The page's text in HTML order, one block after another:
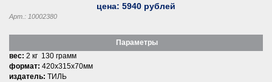
цена: 5940 рублей
Арт.: 10002380
Параметры
вес: 2 кг 130 грамм
формат: 420x315x70мм
издатель: ТИЛЬ